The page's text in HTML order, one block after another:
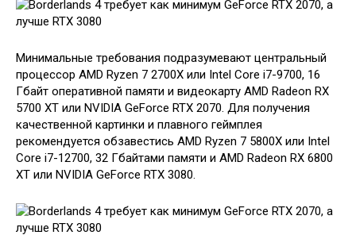
Минимальные требования подразумевают центральный
процессор AMD Ryzen 7 2700X или Intel Core i7-9700, 16
Гбайт оперативной памяти и видеокарту AMD Radeon RX
5700 XT или NVIDIA GeForce RTX 2070. Для получения
качественной картинки и плавного геймплея
рекомендуется обзавестись AMD Ryzen 7 5800X или Intel
Core i7-12700, 32 Гбайтами памяти и AMD Radeon RX 6800
XT или NVIDIA GeForce RTX 3080.